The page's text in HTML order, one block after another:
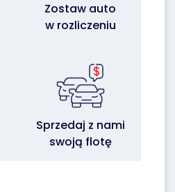
Zostaw auto
w rozliczeniu
Sprzedaj z nami
swoją flotę